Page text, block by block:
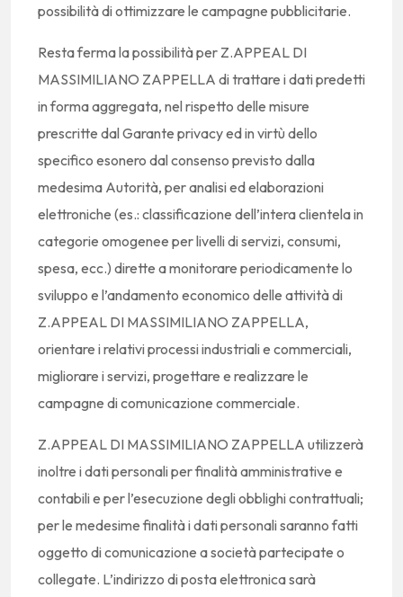
possibilità di ottimizzare le campagne pubblicitarie.
Resta ferma la possibilità per Z.APPEAL DI
MASSIMILIANO ZAPPELLA di trattare i dati predetti
in forma aggregata, nel rispetto delle misure
prescritte dal Garante privacy ed in virtù dello
specifico esonero dal consenso previsto dalla
medesima Autorità, per analisi ed elaborazioni
elettroniche (es.: classificazione dell’intera clientela in
categorie omogenee per livelli di servizi, consumi,
spesa, ecc.) dirette a monitorare periodicamente lo
sviluppo e l’andamento economico delle attività di
Z.APPEAL DI MASSIMILIANO ZAPPELLA,
orientare i relativi processi industriali e commerciali,
migliorare i servizi, progettare e realizzare le
campagne di comunicazione commerciale.
Z.APPEAL DI MASSIMILIANO ZAPPELLA utilizzerà
inoltre i dati personali per finalità amministrative e
contabili e per l’esecuzione degli obblighi contrattuali;
per le medesime finalità i dati personali saranno fatti
oggetto di comunicazione a società partecipate o
collegate. L’indirizzo di posta elettronica sarà